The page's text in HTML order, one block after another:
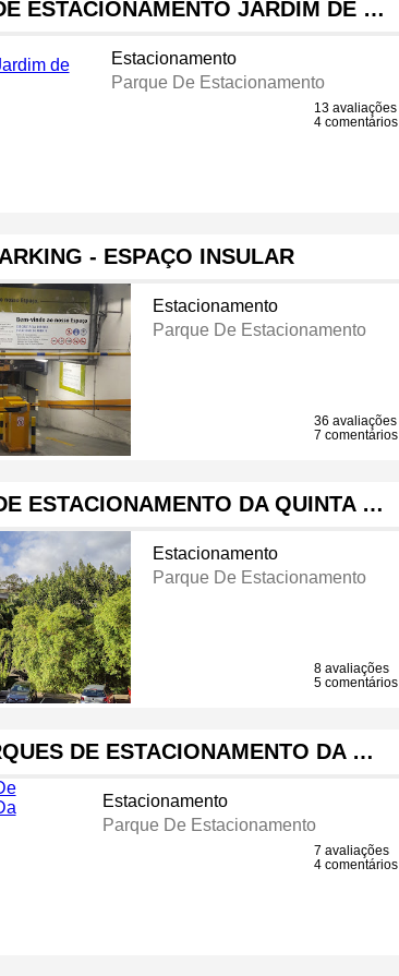
ESTACIONAMENTO JARDIM DE …
Estacionamento
Parque De Estacionamento
13 avaliações
4 comentários
- ESPAÇO INSULAR
Estacionamento
Parque De Estacionamento
36 avaliações
7 comentários
ESTACIONAMENTO DA QUINTA …
Estacionamento
Parque De Estacionamento
8 avaliações
5 comentários
DE ESTACIONAMENTO DA …
Estacionamento
Parque De Estacionamento
7 avaliações
4 comentários